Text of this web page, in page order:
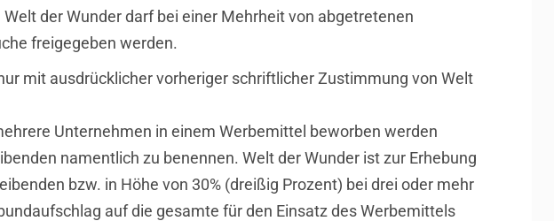
der Wunder darf bei einer Mehrheit von abgetretenen
freigegeben werden.
mit ausdrücklicher vorheriger schriftlicher Zustimmung von Welt
Unternehmen in einem Werbemittel beworben werden
namentlich zu benennen. Welt der Wunder ist zur Erhebung
bzw. in Höhe von 30% (dreißig Prozent) bei drei oder mehr
auf die gesamte für den Einsatz des Werbemittels